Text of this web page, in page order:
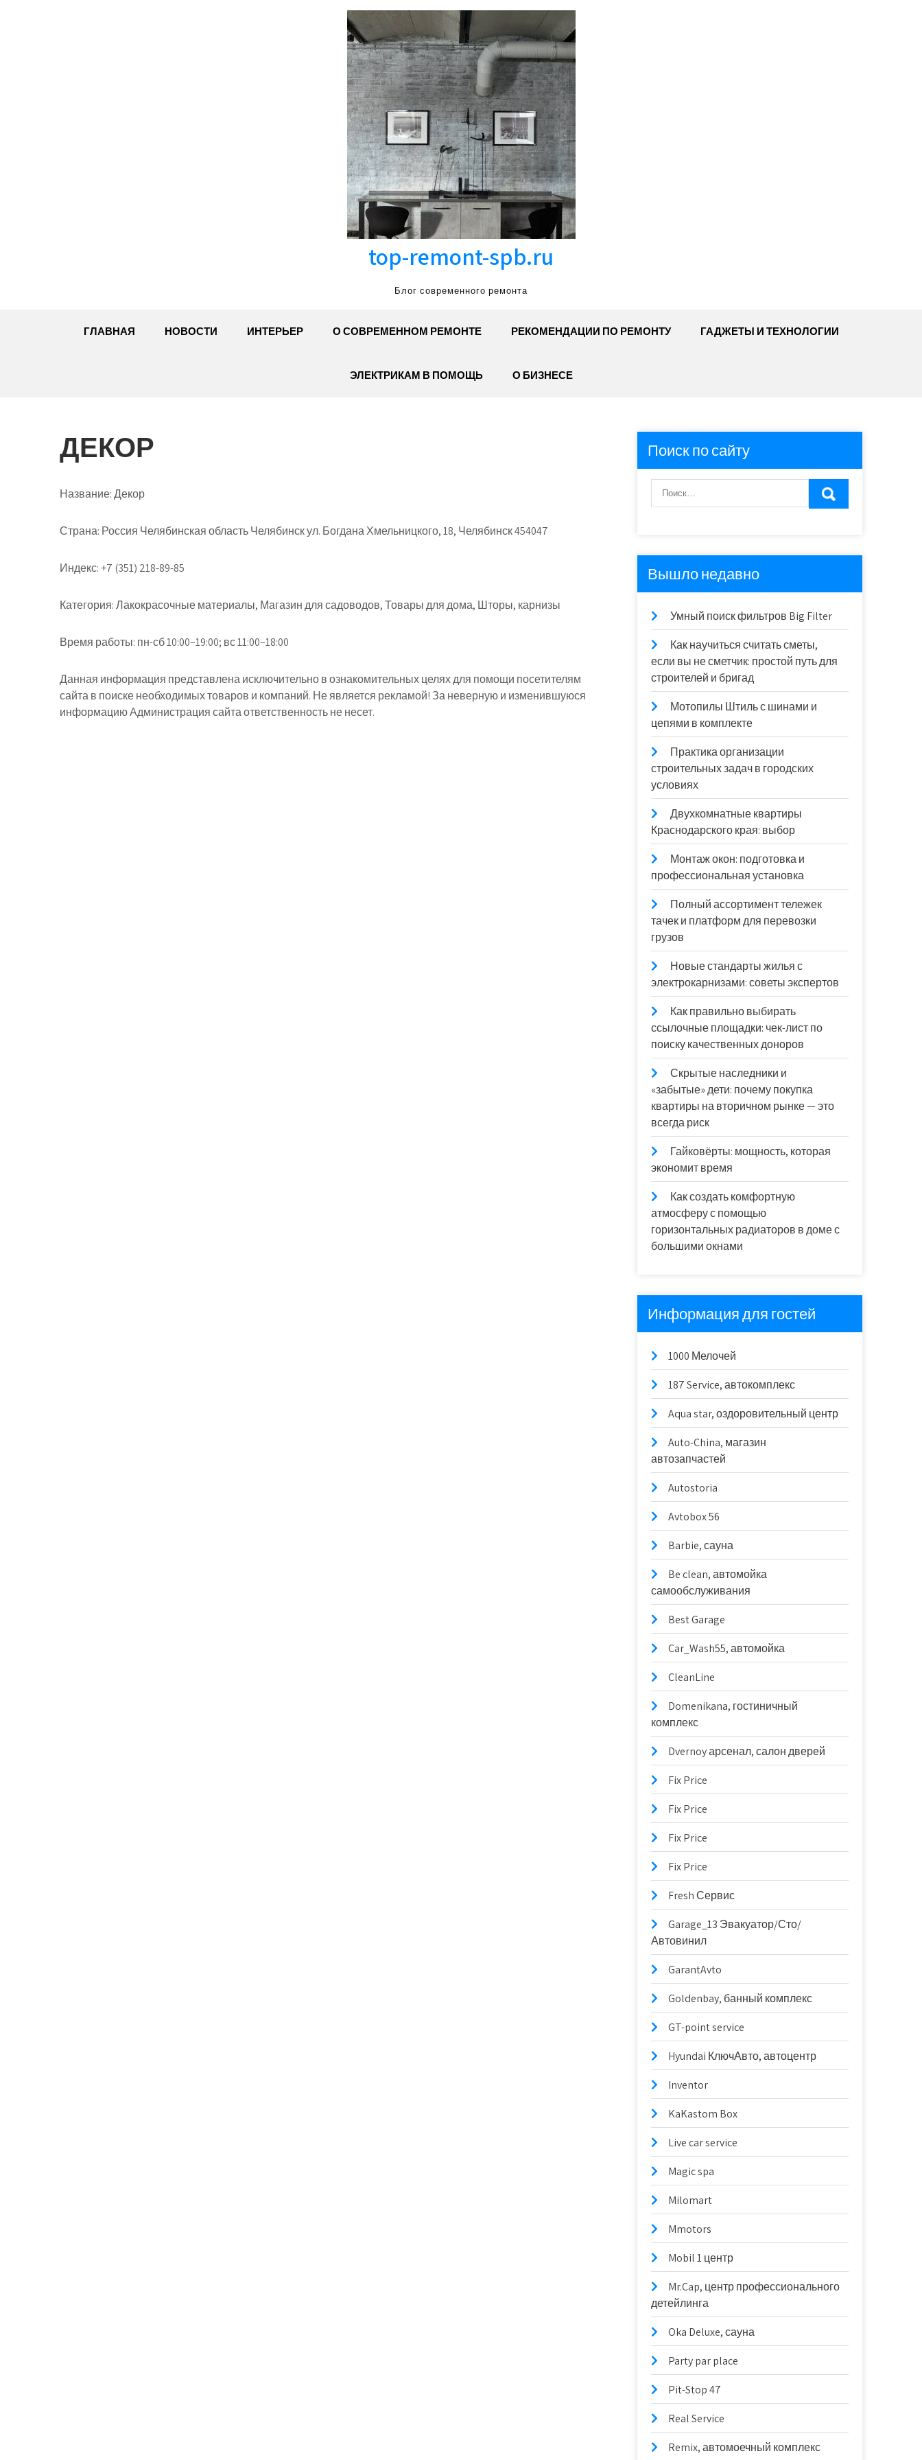
top-remont-spb.ru
Блог современного ремонта
ГЛАВНАЯ НОВОСТИ ИНТЕРЬЕР О СОВРЕМЕННОМ РЕМОНТЕ РЕКОМЕНДАЦИИ ПО РЕМОНТУ ГАДЖЕТЫ И ТЕХНОЛОГИИ
ЭЛЕКТРИКАМ В ПОМОЩЬ О БИЗНЕСЕ
ДЕКОР
Название:Декор
Страна: Россия Челябинская область Челябинск ул. Богдана Хмельницкого, 18, Челябинск 454047
Индекс: +7 (351) 218-89-85
Категория:Лакокрасочные материалы, Магазин для садоводов, Товары для дома, Шторы, карнизы
Время работы: пн-сб 10:00–19:00; вс 11:00–18:00
Данная информация представлена исключительно в ознакомительных целях для помощи посетителям
сайта в поиске необходимых товаров и компаний. Не является рекламой! За неверную и изменившуюся
информацию Администрация сайта ответственность не несет.
Поиск по сайту
Вышло недавно
Умный поиск фильтров Big Filter
Как научиться считать сметы,
если вы не сметчик: простой путь для
строителей и бригад
Мотопилы Штиль с шинами и
цепями в комплекте
Практика организации
строительных задач в городских
условиях
Двухкомнатные квартиры
Краснодарского края: выбор
Монтаж окон: подготовка и
профессиональная установка
Полный ассортимент тележек
тачек и платформ для перевозки
грузов
Новые стандарты жилья с
электрокарнизами: советы экспертов
Как правильно выбирать
ссылочные площадки: чек-лист по
поиску качественных доноров
Скрытые наследники и
«забытые» дети: почему покупка
квартиры на вторичном рынке — это
всегда риск
Гайковёрты: мощность, которая
экономит время
Как создать комфортную
атмосферу с помощью
горизонтальных радиаторов в доме с
большими окнами
Информация для гостей
1000 Мелочей
187 Service, автокомплекс
Aqua star, оздоровительный центр
Auto-China, магазин
автозапчастей
Autostoria
Avtobox 56
Barbie, сауна
Be clean, автомойка
самообслуживания
Best Garage
Car_Wash55, автомойка
CleanLine
Domenikana, гостиничный
комплекс
Dvernoy арсенал, салон дверей
Fix Price
Fix Price
Fix Price
Fix Price
Fresh Сервис
Garage_13 Эвакуатор/Сто/
Автовинил
GarantAvto
Goldenbay, банный комплекс
GT-point service
Hyundai КлючАвто, автоцентр
Inventor
KaKastom Box
Live car service
Magic spa
Milomart
Mmotors
Mobil 1 центр
Mr.Cap, центр профессионального
детейлинга
Oka Deluxe, сауна
Party par place
Pit-Stop 47
Real Service
Remix, автомоечный комплекс